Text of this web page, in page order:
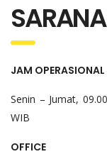
SARANA
JAM OPERASIONAL
Senin – Jumat,
WIB
OFFICE